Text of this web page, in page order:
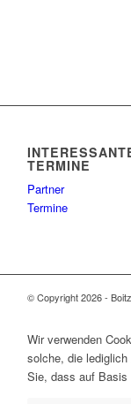
TERMINE
Partner
Termine
© Copyright 2026 -
Wir verwenden
solche, die
Sie, dass auf Basis